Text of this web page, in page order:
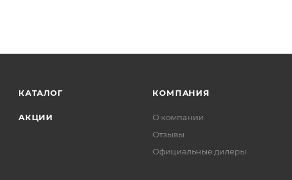
КАТАЛОГ
АКЦИИ
КОМПАНИЯ
О компании
Отзывы
Официальные дилеры